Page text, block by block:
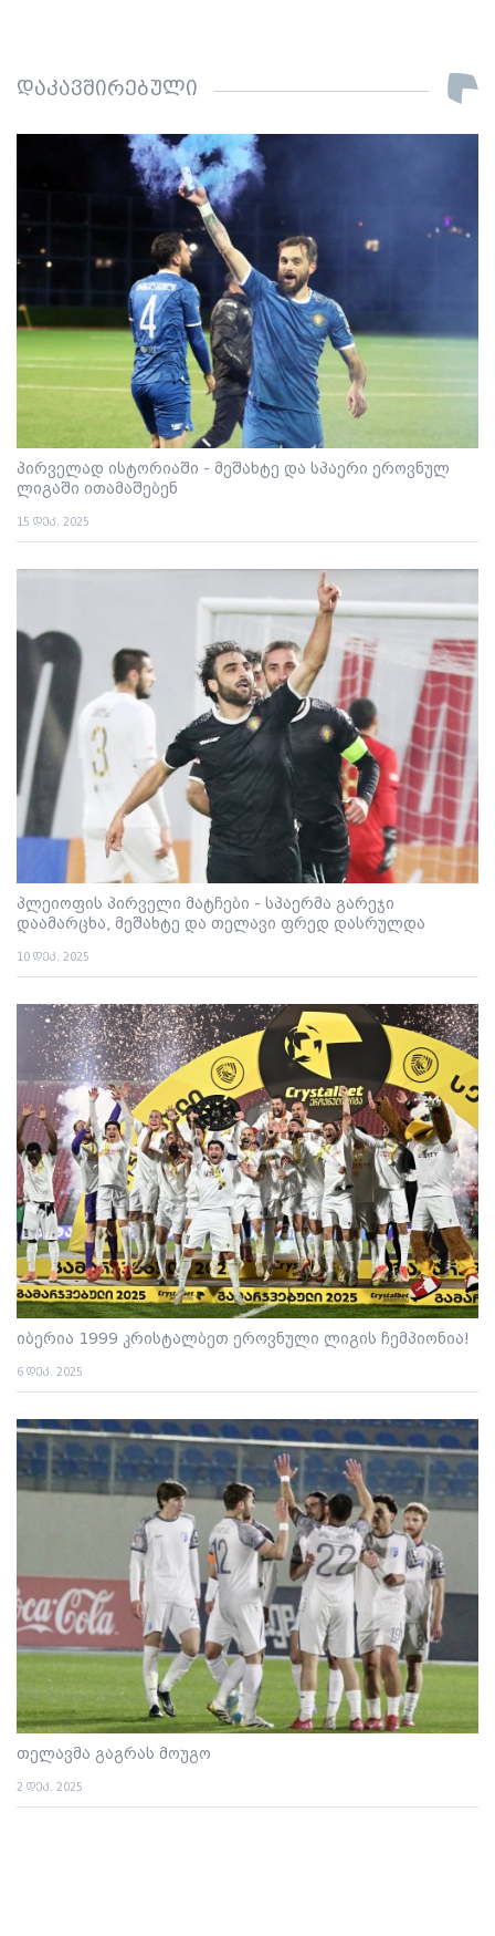
დაკავშირებული
პირველად ისტორიაში - მეშახტე და სპაერი ეროვნულ
ლიგაში ითამაშებენ
15 დეკ. 2025
პლეიოფის პირველი მატჩები - სპაერმა გარეჯი
დაამარცხა, მეშახტე და თელავი ფრედ დასრულდა
10 დეკ. 2025
იბერია 1999 კრისტალბეთ ეროვნული ლიგის ჩემპიონია!
6 დეკ. 2025
თელავმა გაგრას მოუგო
2 დეკ. 2025